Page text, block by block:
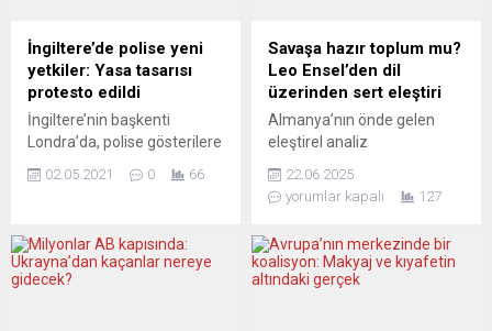
patlamalarının arka planını
ve bunların muhtemel
siyasal açılımlarını masaya
yatırırken, Cemil Fuat
Hendek, imalat sanayisinin...
haziranda duyurulan beş
umut verici aday ilaçtan
oluşan ilk portföyün parçası
düzenleyicisi Avrupa İlaç
Ajansı (EMA)...
İngiltere’de polise yeni
yetkiler: Yasa tasarısı
protesto edildi
İngiltere’nin başkenti
Londra’da, polise gösterilere
yetki veren yasa tasarısı
gösterici, Trafalgar
Meydanı’nda bir araya geldi.
02.05.2021 0 66
Savaşa hazır toplum mu?
Leo Ensel’den dil
üzerinden sert eleştiri
Almanya’nın önde gelen
eleştirel analiz
NachDenkSeiten, barış
araştırmacısı ve çatışma
Ensel’in kaleme aldığı çarpıcı
bir yazı dizisine ev sahipliği
22.06.2025
yorumlar kapalı
127